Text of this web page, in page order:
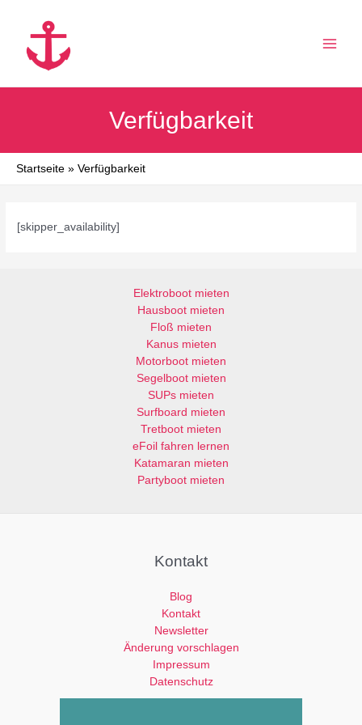
springen
Verfügbarkeit
Startseite Verfügbarkeit
[skipper_availability]
Elektroboot mieten
Hausboot mieten
Floß mieten
Kanus mieten
Motorboot mieten
Segelboot mieten
SUPs mieten
Surfboard mieten
Tretboot mieten
eFoil fahren lernen
Katamaran mieten
Partyboot mieten
Kontakt
Blog
Kontakt
Newsletter
Änderung vorschlagen
Impressum
Datenschutz